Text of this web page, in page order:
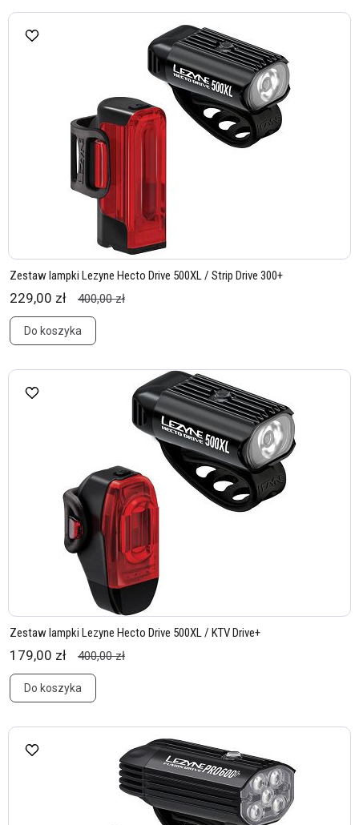
Zestaw lampki Lezyne Hecto Drive 500XL / Strip Drive 300+
229,00 zł 400,00 zł
Do koszyka
Zestaw lampki Lezyne Hecto Drive 500XL / KTV Drive+
179,00 zł 400,00 zł
Do koszyka